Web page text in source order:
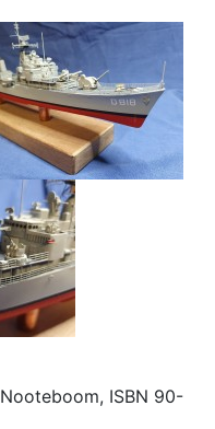
ISBN 90-